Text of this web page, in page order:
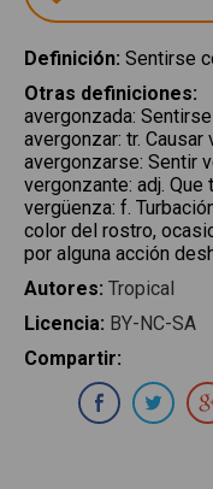
Definición: Sentirse
Otras definiciones:
avergonzada:
avergonzar: tr. Causar
avergonzarse: Sentir
vergonzante: adj. Que
vergüenza: f.
color del rostro,
por alguna acción
Autores: Tropical
Licencia: BY-NC-SA
Compartir:
Compartir